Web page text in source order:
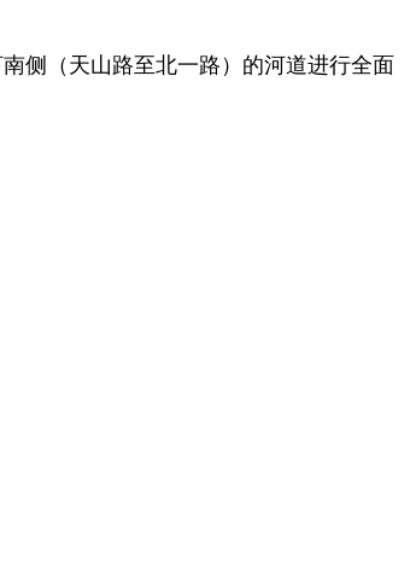
侧（天山路至北一路）的河道进行全面